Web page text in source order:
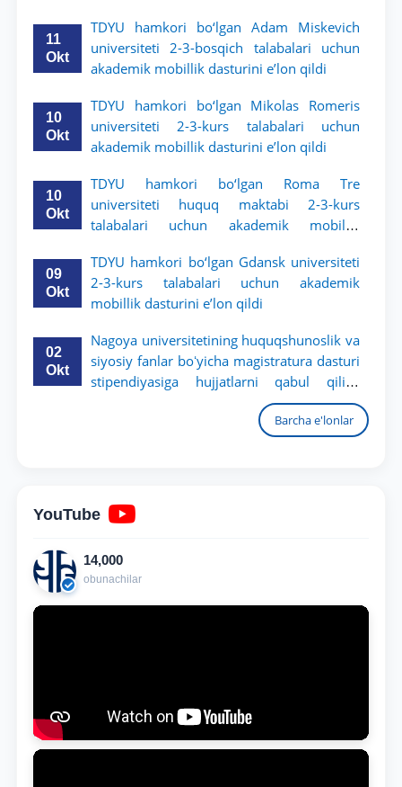
11
Okt
TDYU hamkori bo‘lgan Adam Miskevich
universiteti 2-3-bosqich talabalari uchun
akademik mobillik dasturini e’lon qildi
10
Okt
TDYU hamkori bo‘lgan Mikolas Romeris
universiteti 2-3-kurs talabalari uchun
akademik mobillik dasturini e’lon qildi
10
Okt
TDYU hamkori bo‘lgan Roma Tre
universiteti huquq maktabi 2-3-kurs
talabalari uchun akademik mobillik
09
Okt
TDYU hamkori bo‘lgan Gdansk universiteti
2-3-kurs talabalari uchun akademik
mobillik dasturini e’lon qildi
02
Okt
Nagoya universitetining huquqshunoslik va
siyosiy fanlar boʻyicha magistratura dasturi
stipendiyasiga hujjatlarni qabul qilish
Barcha e'lonlar
YouTube
14,000
obunachilar